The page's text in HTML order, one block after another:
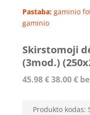
Pastaba:gaminio
gaminio
Skirstomoji
(3mod.)
45.98€38.00€be
Produkto kodas: